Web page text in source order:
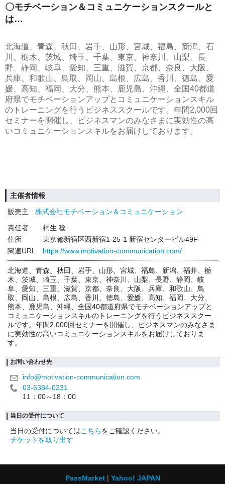
〇モチベーション＆コミュニケーションスクールと
は…
北海道、青森、秋田、岩手、山形、宮城、福島、新潟、石
川、栃木、茨城、埼玉、千葉、東京、神奈川、山梨、長
野、静岡、岐阜、愛知、三重、滋賀、京都、奈良、大阪、
兵庫、和歌山、鳥取、岡山、島根、広島、香川、徳島、愛
媛、高知、福岡、大分、熊本、鹿児島、沖縄、全国40都道
府県でモチベーションアップとコミュニケーションスキル
のトレーニングを行うビジネススクールです。年間2,000回
セミナーを開催し、ビジネスマンのみなさまに実効性の高
いコミュニケーションスキルをお届けしております。
主催者情報
販売主
株式会社モチベーション＆コミュニケーション
責任者
桐生 稔
住所
東京都新宿区西新宿1-25-1 新宿センタービル49F
関連URL
https://www.motivation-communication.com/
北海道、青森、秋田、岩手、山形、宮城、福島、新潟、福井、栃
木、茨城、埼玉、千葉、東京、神奈川、山梨、長野、静岡、岐
阜、愛知、三重、滋賀、京都、奈良、大阪、兵庫、和歌山、鳥
取、岡山、島根、広島、香川、徳島、愛媛、高知、福岡、大分、
熊本、鹿児島、沖縄、全国40都道府県でモチベーションアップと
コミュニケーションスキルのトレーニングを行うビジネススクー
ルです。年間2,000回セミナーを開催し、ビジネスマンのみなさま
に実効性の高いコミュニケーションスキルをお届けしておりま
す。
お問い合わせ先
info@motivation-communication.com
03-6384-0231
11：00～18：00
当日の受付について
当日の受付についてはこちらをご確認ください。
チケットを取り出す
PassMarket Yahoo! JAPAN